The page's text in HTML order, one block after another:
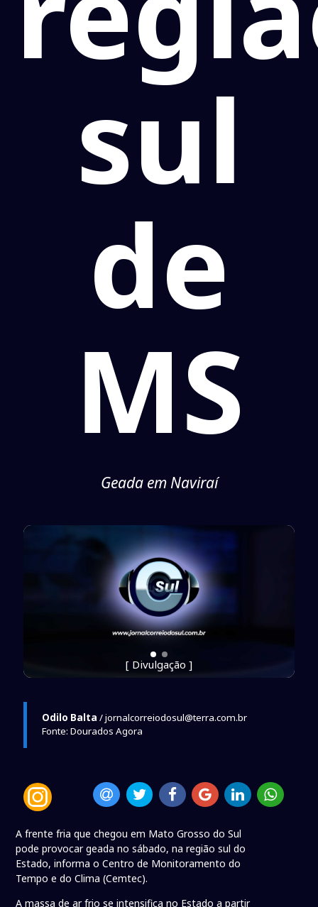
sul
de
MS
Geada em Naviraí
[ Divulgação ]
Odilo Balta / jornalcorreiodosul@terra.com.br
Fonte: Dourados Agora
A frente fria que chegou em Mato Grosso do Sul
pode provocar geada no sábado, na região sul do
Estado, informa o Centro de Monitoramento do
Tempo e do Clima (Cemtec).
A massa de ar frio se intensifica no Estado a partir